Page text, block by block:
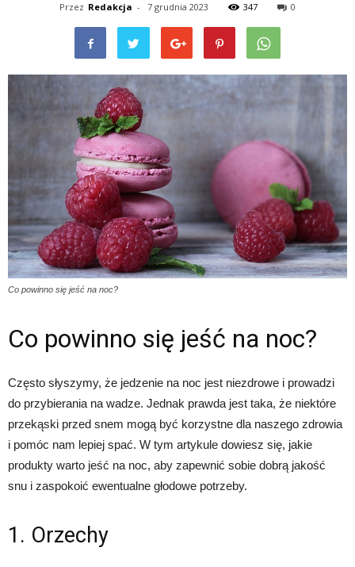
Przez Redakcja - 7 grudnia 2023 347 0
Co powinno się jeść na noc?
Co powinno się jeść na noc?
Często słyszymy, że jedzenie na noc jest niezdrowe i prowadzi
do przybierania na wadze. Jednak prawda jest taka, że niektóre
przekąski przed snem mogą być korzystne dla naszego zdrowia
i pomóc nam lepiej spać. W tym artykule dowiesz się, jakie
produkty warto jeść na noc, aby zapewnić sobie dobrą jakość
snu i zaspokoić ewentualne głodowe potrzeby.
1. Orzechy